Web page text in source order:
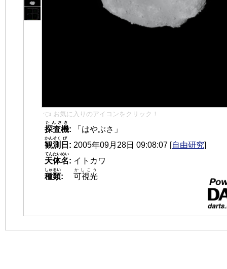
👈 お気に入りのアイコンをクリック！
探査機
たんさき
:
「はやぶさ」
観測
かんそく
日
び
: 2005年09月28日 09:08:07 [自由研究]
天体名
てんたいめい
: イトカワ
種類
しゅるい
: 可視光
かしこう